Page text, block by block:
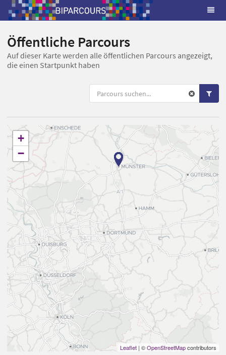
Öffentliche Parcours
Auf dieser Karte werden alle öffentlichen Parcours angezeigt,
die einen Startpunkt haben
+
−
Leaflet | ©OpenStreetMapcontributors